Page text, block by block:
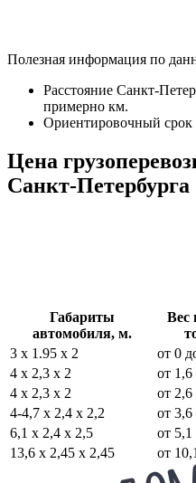
Полезная информация по
Расстояние Санкт-
примерно км.
Ориентировочный срок
Цена
Санкт-Петербурга
Габариты
автомобиля, м.
Вес
3 х 1.95 х 2
от 0
4 х 2,3 х 2
от 1,6
4 х 2,3 х 2
от 2,6
4-4,7 х 2,4 х 2,2
от 3,6
6,1 х 2,4 х 2,5
от 5,1
13,6 х 2,45 х 2,45
от